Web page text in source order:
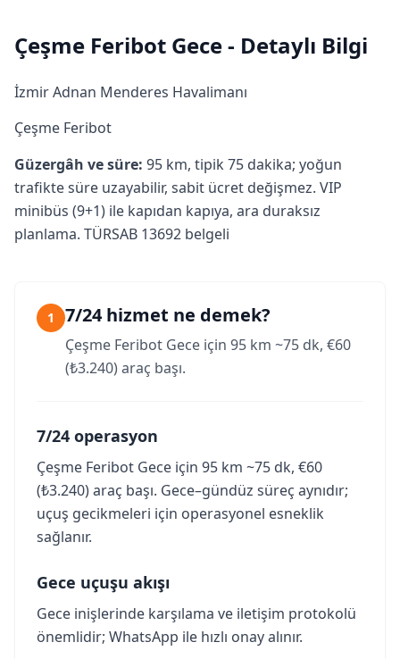
Çeşme Feribot Gece - Detaylı Bilgi
İzmir Adnan Menderes Havalimanı
Çeşme Feribot
Güzergâh ve süre: 95 km, tipik 75 dakika; yoğun
trafikte süre uzayabilir, sabit ücret değişmez. VIP
minibüs (9+1) ile kapıdan kapıya, ara duraksız
planlama. TÜRSAB 13692 belgeli
1 7/24 hizmet ne demek?
Çeşme Feribot Gece için 95 km ~75 dk, €60
(₺3.240) araç başı.
7/24 operasyon
Çeşme Feribot Gece için 95 km ~75 dk, €60
(₺3.240) araç başı. Gece–gündüz süreç aynıdır;
uçuş gecikmeleri için operasyonel esneklik
sağlanır.
Gece uçuşu akışı
Gece inişlerinde karşılama ve iletişim protokolü
önemlidir; WhatsApp ile hızlı onay alınır.